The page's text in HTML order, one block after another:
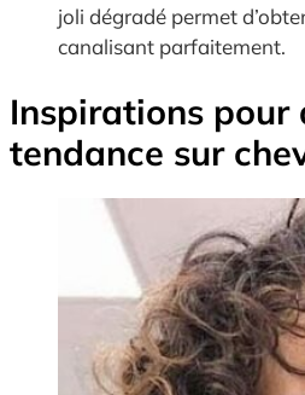
joli dégradé permet
canalisant parfaitement.
Inspirations pour
tendance sur